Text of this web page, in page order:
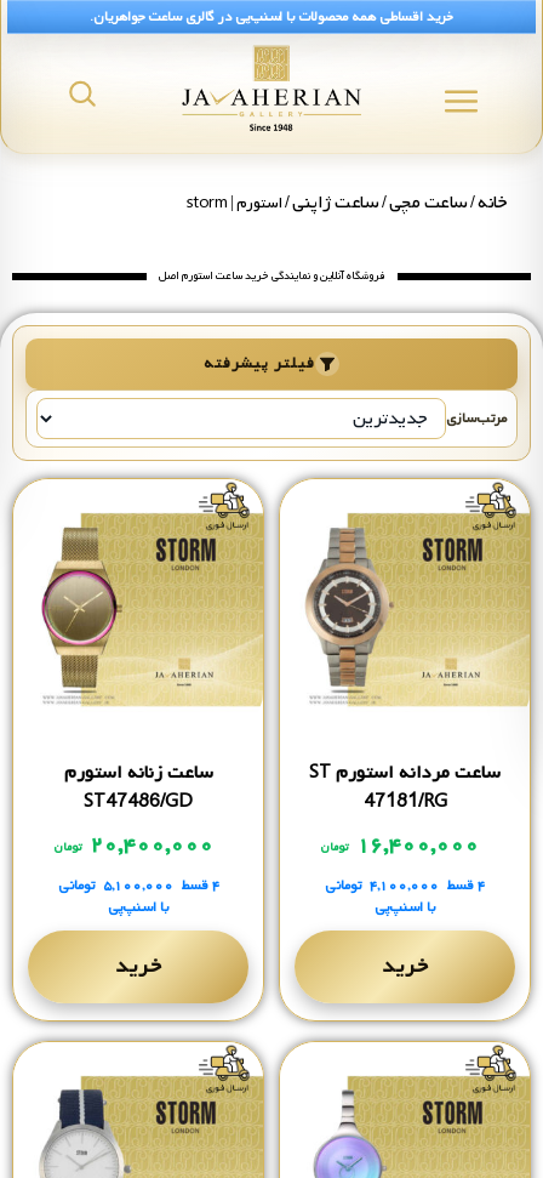
خرید اقساطی همه محصولات با اسنپ‌پی در گالری ساعت جواهریان.
خانه/ساعت مچی/ساعت ژاپنی/ استورم | storm
فروشگاه آنلاین و نمایندگی خرید ساعت استورم اصل
فیلتر پیشرفته
مرتب‌سازی
ساعت مردانه استورم ST
47181/RG
۱۶,۴۰۰,۰۰۰ تومان
۴ قسط ۴,۱۰۰,۰۰۰ تومانی
با اسنپ‌پی
خرید
ساعت زنانه استورم
ST47486/GD
۲۰,۴۰۰,۰۰۰ تومان
۴ قسط ۵,۱۰۰,۰۰۰ تومانی
با اسنپ‌پی
خرید